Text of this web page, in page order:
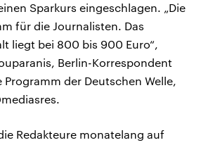
Sparkurs eingeschlagen. „Die
für die Journalisten. Das
liegt bei 800 bis 900 Euro“,
Berlin-Korrespondent
der Deutschen Welle,
Redakteure monatelang auf